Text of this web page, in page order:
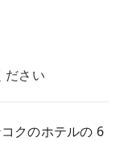
ださい
クのホテルの 6